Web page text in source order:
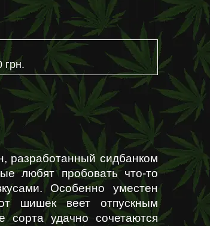
грн.
разработанный сидбанком
любят пробовать что-то
Особенно уместен
шишек веет отпускным
удачно сочетаются